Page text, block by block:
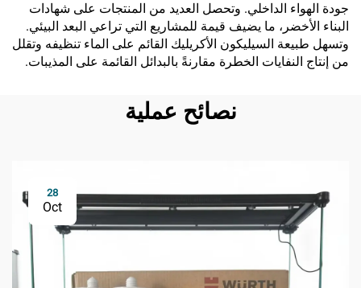
جودة الهواء الداخلي. وتحصل العديد من المنتجات على شهادات
البناء الأخضر، ما يضيف قيمة للمشاريع التي تراعي البعد البيئي.
وتسهل طبيعة السيليكون الأكريليك القائم على الماء تنظيفه وتقلل
من إنتاج النفايات الخطرة مقارنةً بالبدائل القائمة على المذيبات.
نصائح عملية
28
Oct